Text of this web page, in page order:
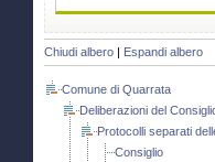
Chiudi albero Espandi albero
Comune di Quarrata
Deliberazioni del
Protocolli separati
Consiglio